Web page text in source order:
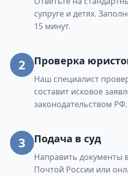
супруге и детях.
15 минут.
2 Проверка
Наш специалист
составит исковое
законодательством РФ.
3 Подача в суд
Направить документы
Почтой России или